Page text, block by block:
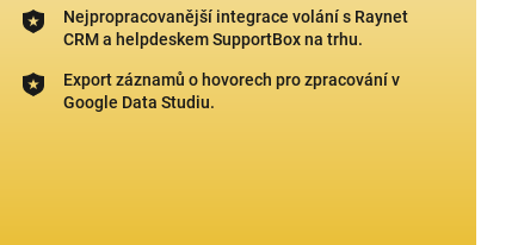
Nejpropracovanější integrace volání s Raynet
CRM a helpdeskem SupportBox na trhu.
Export záznamů o hovorech pro zpracování v
Google Data Studiu.